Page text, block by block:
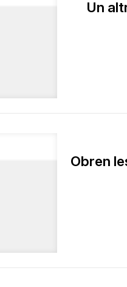
Un
Obren